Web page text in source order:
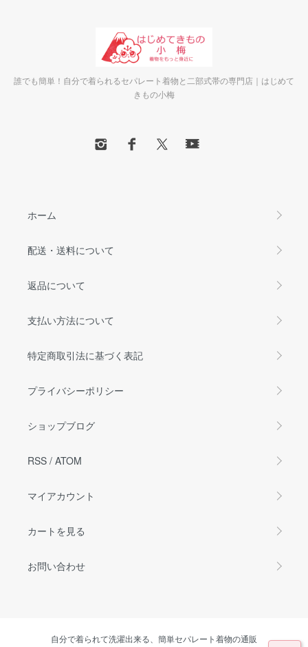
誰でも簡単！自分で着られるセパレート着物と二部式帯の専門店｜はじめて
きもの小梅
ホーム
配送・送料について
返品について
支払い方法について
特定商取引法に基づく表記
プライバシーポリシー
ショップブログ
RSS / ATOM
マイアカウント
カートを見る
お問い合わせ
自分で着られて洗濯出来る、簡単セパレート着物の通販